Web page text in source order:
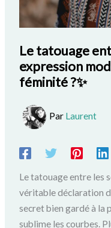
Le tatouage
expression
féminité ?✨
Par Laurent
Le tatouage entre les
véritable déclaration
secret bien gardé à la
sublime les courbes.